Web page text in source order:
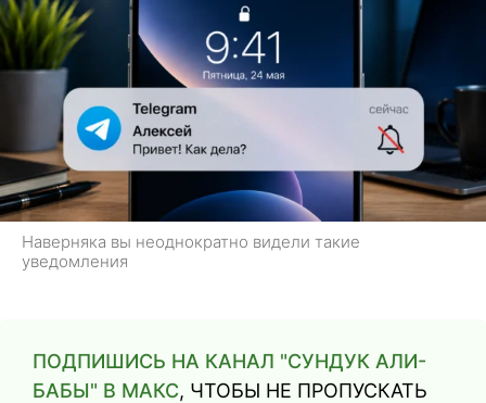
Наверняка вы неоднократно видели такие
уведомления
ПОДПИШИСЬ НА КАНАЛ "СУНДУК АЛИ-
БАБЫ" В МАКС, ЧТОБЫ НЕ ПРОПУСКАТЬ